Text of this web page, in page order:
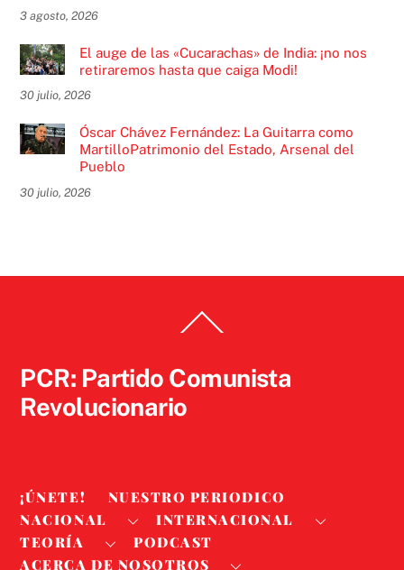
3 agosto, 2026
El auge de las «Cucarachas» de India: ¡no nos
retiraremos hasta que caiga Modi!
30 julio, 2026
Óscar Chávez Fernández: La Guitarra como
MartilloPatrimonio del Estado, Arsenal del
Pueblo
30 julio, 2026
To
PCR: Partido Comunista
Revolucionario
¡ÚNETE!
NUESTRO PERIODICO
NACIONAL
INTERNACIONAL
TEORÍA
PODCAST
ACERCA DE NOSOTROS